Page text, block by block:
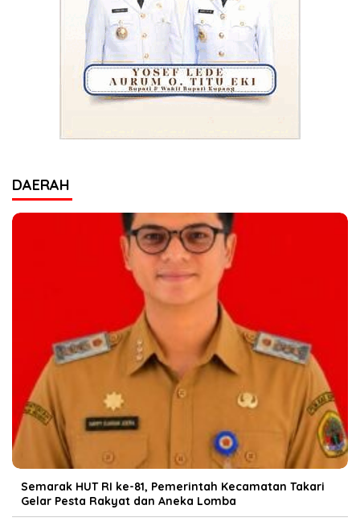
DAERAH
Semarak HUT RI ke-81, Pemerintah Kecamatan Takari
Gelar Pesta Rakyat dan Aneka Lomba